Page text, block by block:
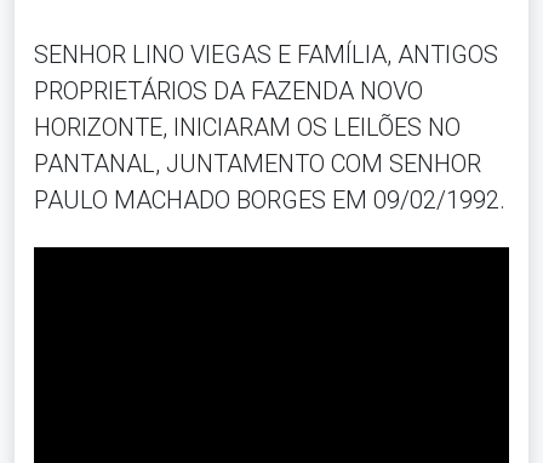
SENHOR LINO VIEGAS E FAMÍLIA, ANTIGOS
PROPRIETÁRIOS DA FAZENDA NOVO
HORIZONTE, INICIARAM OS LEILÕES NO
PANTANAL, JUNTAMENTO COM SENHOR
PAULO MACHADO BORGES EM 09/02/1992.